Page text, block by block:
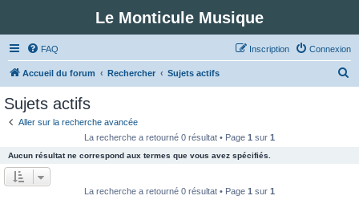
Le Monticule Musique
FAQ Connexion
Inscription
Accueil du forum Rechercher Sujets actifs
Sujets actifs
Aller sur la recherche avancée
La recherche a retourné 0 résultat • Page 1 sur 1
Aucun résultat ne correspond aux termes que vous avez spécifiés.
La recherche a retourné 0 résultat • Page 1 sur 1